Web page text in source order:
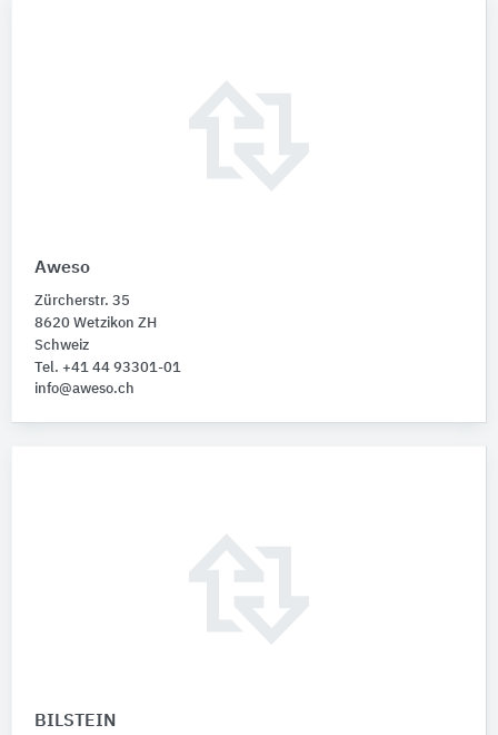
Aweso
Zürcherstr. 35
8620 Wetzikon ZH
Schweiz
Tel. +41 44 93301-01
info@aweso.ch
BILSTEIN